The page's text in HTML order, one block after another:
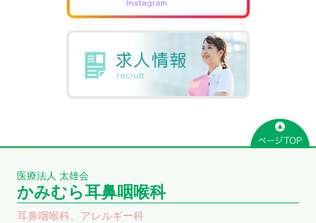
医療法人 太雄会
かみむら耳鼻咽喉科
耳鼻咽喉科、アレルギー科